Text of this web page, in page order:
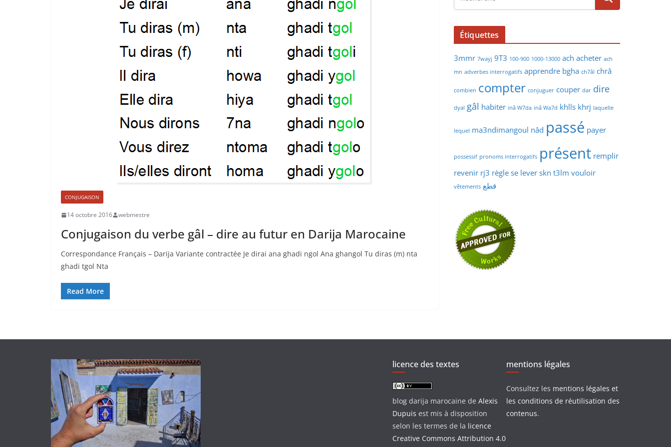
CONJUGAISON
14 octobre 2016 webmestre
Conjugaison du verbe gâl – dire au futur en Darija Marocaine
Correspondance Français – Darija Variante contractée Je dirai ana ghadi ngol Ana ghangol Tu diras (m) nta
ghadi tgol Nta
Read More
Étiquettes
3mmr 7wayj 9T3 100-900 1000-13000 ach acheter ach
mn adverbes interrogatifs apprendre bgha ch7âl chrâ
combien compter conjuguer couper dar dire
dyal gâl habiter inâ W7da inâ Wa7d khlls khrj laquelle
lequel ma3ndimangoul nâd passé payer
possessif pronoms interrogatifs présent remplir
revenir rj3 règle se lever skn t3lm vouloir
vêtements قطع
licence des textes
blog darija marocaine de Alexis
Dupuis est mis à disposition
selon les termes de la licence
Creative Commons Attribution 4.0
mentions légales
Consultez les mentions légales et
les conditions de réutilisation des
contenus.